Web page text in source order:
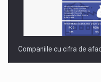
Companiile cu cifra de